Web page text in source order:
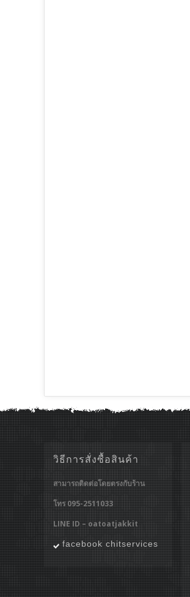
วิธีการสั่งซื้อสินค้า
สามารถติดต่อโดยตรงกับร้าน
โทร 095-2511033
LINE ID – oatoatjakkit
facebook chitservices